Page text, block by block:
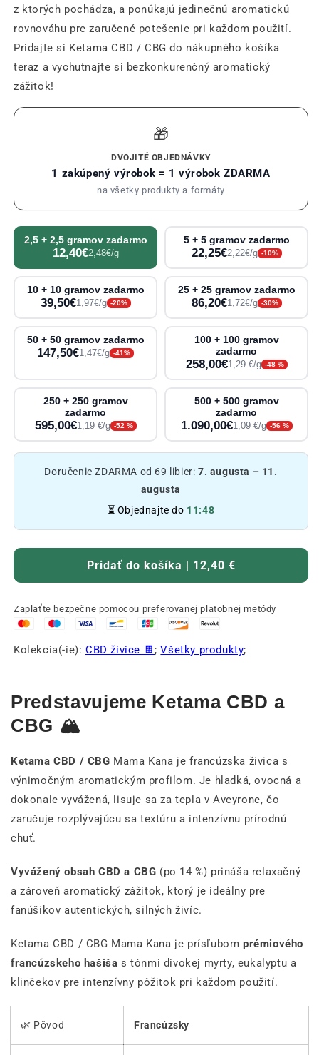
z ktorých pochádza, a ponúkajú jedinečnú aromatickú
rovnováhu pre zaručené potešenie pri každom použití.
Pridajte si Ketama CBD / CBG do nákupného košíka
teraz a vychutnajte si bezkonkurenčný aromatický
zážitok!
🎁
DVOJITÉ OBJEDNÁVKY
1 zakúpený výrobok = 1 výrobok ZDARMA
na všetky produkty a formáty
2,5 + 2,5 gramov zadarmo
12,40€2,48€/g
5 + 5 gramov zadarmo
22,25€2,22€/g -10%
10 + 10 gramov zadarmo
39,50€1,97€/g -20%
25 + 25 gramov zadarmo
86,20€1,72€/g -30%
50 + 50 gramov zadarmo
147,50€1,47€/g -41%
100 + 100 gramov
zadarmo
258,00€1,29 €/g -48 %
250 + 250 gramov
zadarmo
595,00€1,19 €/g -52 %
500 + 500 gramov
zadarmo
1.090,00€1,09 €/g -56 %
Doručenie ZDARMA od 69 libier: 7. augusta – 11.
augusta
⏳ Objednajte do 11:48
Pridať do košíka | 12,40 €
Zaplaťte bezpečne pomocou preferovanej platobnej metódy
Kolekcia(-ie): CBD živice 🍫 ;Všetky produkty;
Predstavujeme Ketama CBD a
CBG 🏔
Ketama CBD / CBG Mama Kana je francúzska živica s
výnimočným aromatickým profilom. Je hladká, ovocná a
dokonale vyvážená, lisuje sa za tepla v Aveyrone, čo
zaručuje rozplývajúcu sa textúru a intenzívnu prírodnú
chuť.
Vyvážený obsah CBD a CBG (po 14 %) prináša relaxačný
a zároveň aromatický zážitok, ktorý je ideálny pre
fanúšikov autentických, silných živíc.
Ketama CBD / CBG Mama Kana je prísľubom prémiového
francúzskeho hašiša s tónmi divokej myrty, eukalyptu a
klinčekov pre intenzívny pôžitok pri každom použití.
🌿 Pôvod Francúzsky